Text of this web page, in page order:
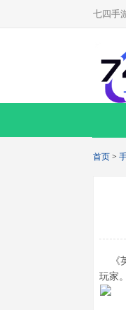
七四手
首页 >
《
玩家